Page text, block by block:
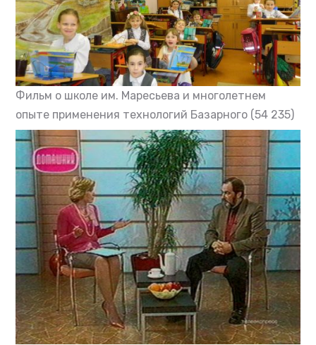
Фильм о школе им. Маресьева и многолетнем
опыте применения технологий Базарного (54 235)